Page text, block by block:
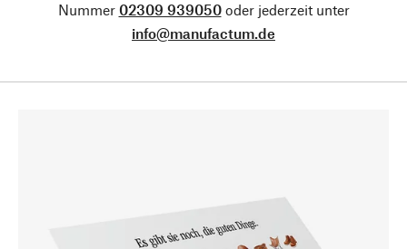
Nummer 02309 939050oder jederzeit unter
info@manufactum.de